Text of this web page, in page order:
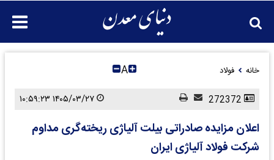
خانه فولاد A
اعلان مزایده صادراتی بیلت آلیاژی ریخته‌گری مداوم
شرکت فولاد آلیاژی ایران